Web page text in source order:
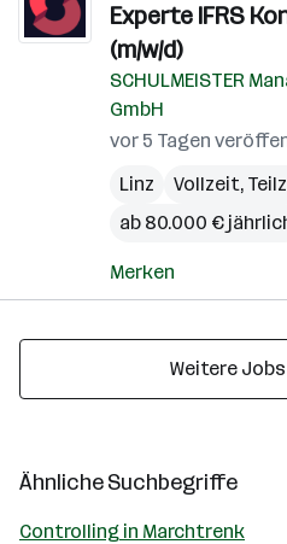
Experte IFRS
(m/w/d)
SCHULMEISTER
GmbH
vor 5 Tagen
Linz
Vollzeit,
ab 80.000 €
Merken
Weitere
Ähnliche Suchbegriffe
Controlling in Marchtrenk